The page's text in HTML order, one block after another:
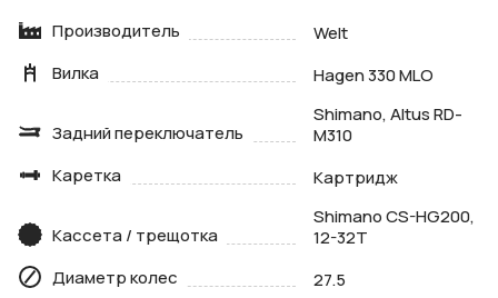
Производитель
Welt
Вилка
Hagen 330 MLO
Задний переключатель
Shimano, Altus RD-
M310
Каретка
Картридж
Кассета / трещотка
Shimano CS-HG200,
12-32T
Диаметр колес
27.5